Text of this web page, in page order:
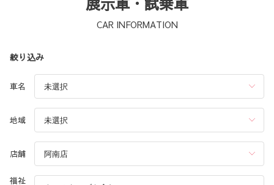
CAR INFORMATION
絞り込み
車名
地域
店舗
福祉